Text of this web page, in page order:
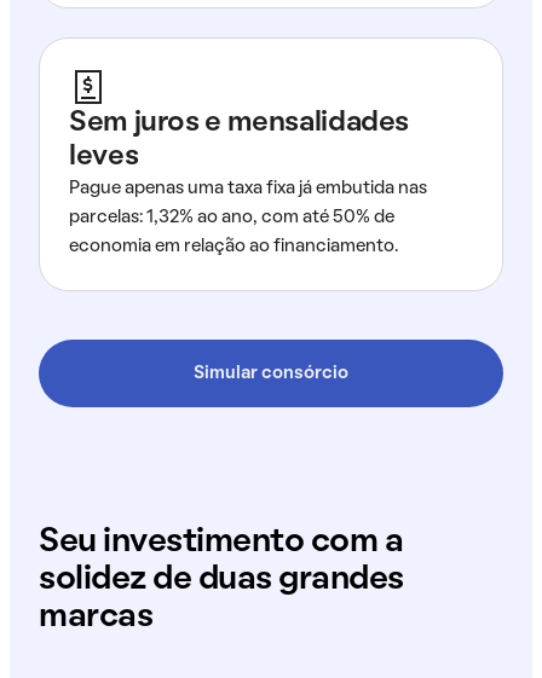
Sem juros e mensalidades
leves
Pague apenas uma taxa fixa já embutida nas
parcelas: 1,32% ao ano, com até 50% de
economia em relação ao financiamento.
Simular consórcio
Seu investimento com a
solidez de duas grandes
marcas